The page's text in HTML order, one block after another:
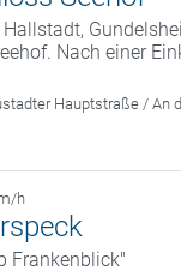
Nach einer
Hauptstraße / An
h
Frankenblick"